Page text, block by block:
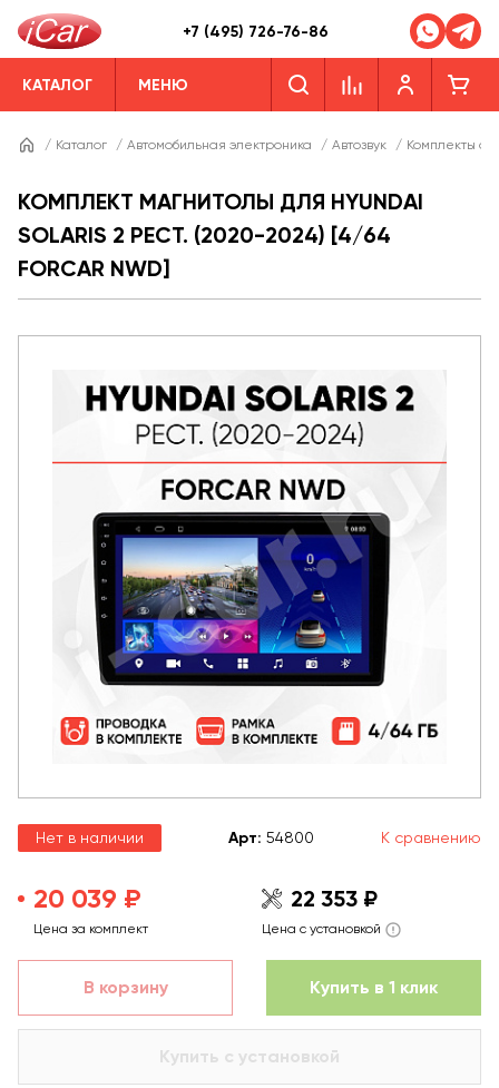
+7 (495) 726-76-86
КАТАЛОГ МЕНЮ
/ Каталог / Автомобильная электроника / Автозвук / Комплекты
КОМПЛЕКТ МАГНИТОЛЫ ДЛЯ HYUNDAI
SOLARIS 2 РЕСТ. (2020-2024) [4/64
FORCAR NWD]
Нет в наличии Арт: 54800 К сравнению
20 039 ₽
Цена за комплект
22 353 ₽
Цена с установкой
В корзину Купить в 1 клик
Купить с установкой